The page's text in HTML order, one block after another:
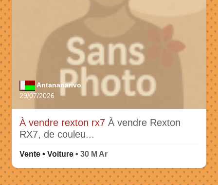
Antananarivo
29/07/2026
À vendre rexton rx7 À vendre Rexton
RX7, de couleu...
Vente • Voiture • 30 M Ar